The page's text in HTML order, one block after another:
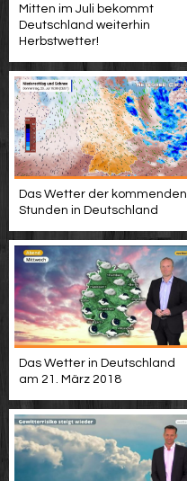
Mitten im Juli bekommt
Deutschland weiterhin
Herbstwetter!
Das Wetter der kommenden
Stunden in Deutschland
Das Wetter in Deutschland
am 21. März 2018